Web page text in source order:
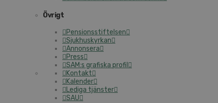
Övrigt
Pensionsstiftelsen
Sjukhuskyrkan
Annonsera
Press
SAM:s grafiska profil
Kontakt
Kalender
Lediga tjänster
SAU